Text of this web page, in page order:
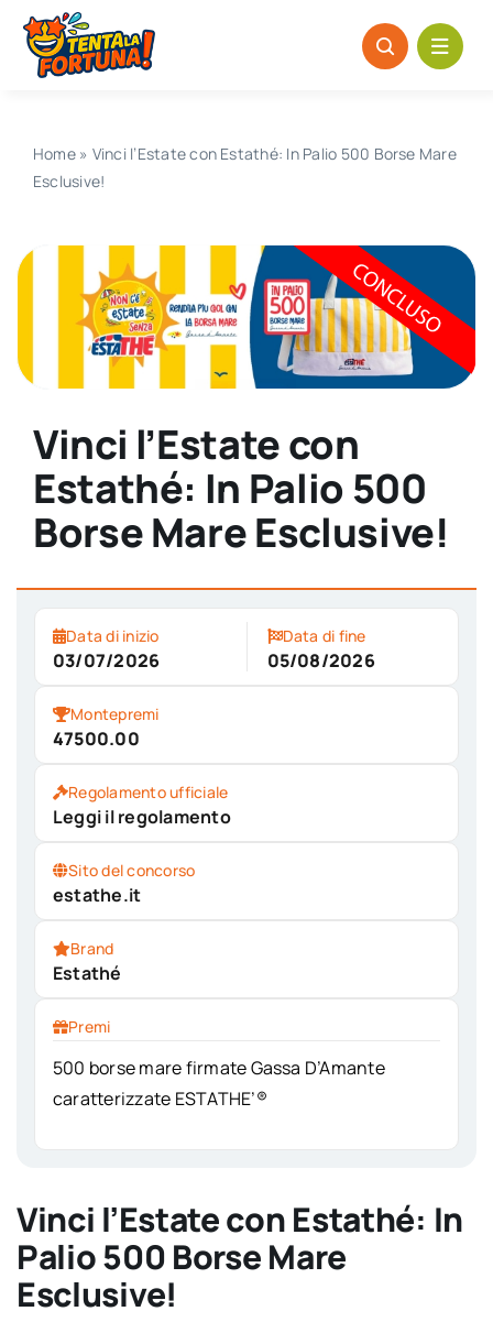
Salta
contenuto
Home» Vinci l’Estate con Estathé: In Palio 500 Borse Mare
Esclusive!
Vinci l’Estate con
Estathé: In Palio 500
Borse Mare Esclusive!
Data di inizio
03/07/2026
Data di fine
05/08/2026
Montepremi
47500.00
Regolamento ufficiale
Leggi il regolamento
Sito del concorso
estathe.it
Brand
Estathé
Premi
500 borse mare firmate Gassa D’Amante
caratterizzate ESTATHE’®
Vinci l’Estate con Estathé: In
Palio 500 Borse Mare
Esclusive!